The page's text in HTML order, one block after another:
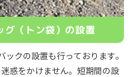
グ （トン袋）の設置
クの設置も行っております。
惑をかけません。短期間の設